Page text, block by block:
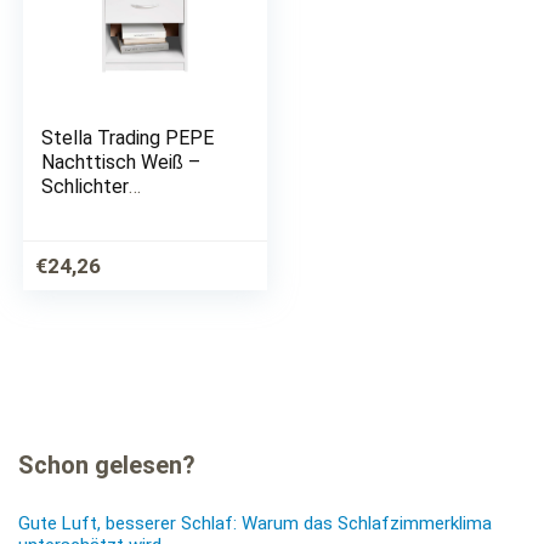
Stella Trading PEPE
Nachttisch Weiß –
Schlichter
passend zu jedem
Bett & Schlafzimmer
€24,26
Schon gelesen?
Gute Luft, besserer Schlaf: Warum das Schlafzimmerklima